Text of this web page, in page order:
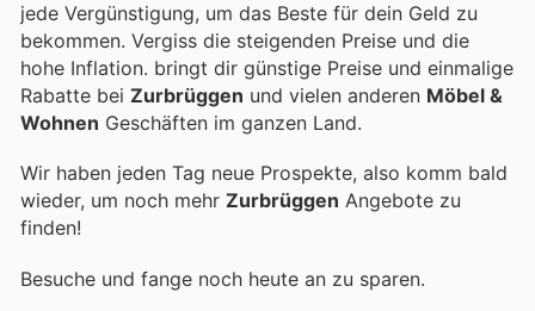
jede Vergünstigung, um das Beste für dein Geld zu
bekommen. Vergiss die steigenden Preise und die
hohe Inflation. bringt dir günstige Preise und einmalige
Rabatte bei Zurbrüggen und vielen anderen Möbel &
Wohnen Geschäften im ganzen Land.
Wir haben jeden Tag neue Prospekte, also komm bald
wieder, um noch mehr Zurbrüggen Angebote zu
finden!
Besuche und fange noch heute an zu sparen.